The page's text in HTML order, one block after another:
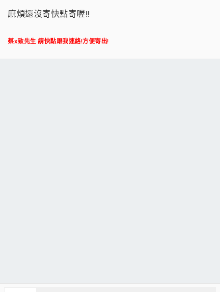
麻煩還沒寄快點寄喔!!
蔡x致先生 請快點跟我連絡!方便寄出!